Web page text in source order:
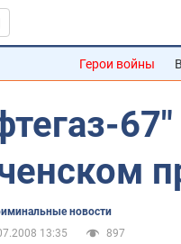
Герои войны
новости
13:35
897